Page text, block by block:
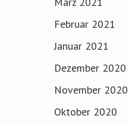
Februar 2021
Januar 2021
Dezember 2020
November 2020
Oktober 2020